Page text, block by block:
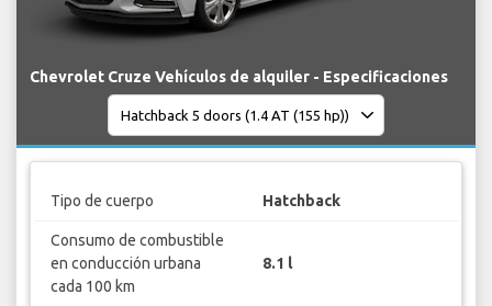
Chevrolet Cruze Vehículos de alquiler - Especificaciones
Tipo de cuerpo Hatchback
Consumo de combustible
en conducción urbana
cada 100 km
8.1 l